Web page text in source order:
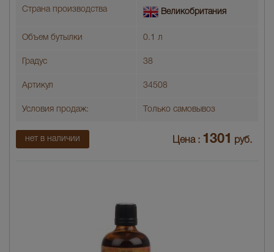
Страна производства Великобритания
Объем бутылки 0.1 л
Градус 38
Артикул 34508
Условия продаж: Только самовывоз
нет в наличии Цена : 1301 руб.